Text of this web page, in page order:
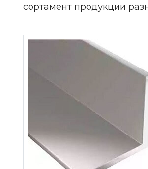
сортамент продукции